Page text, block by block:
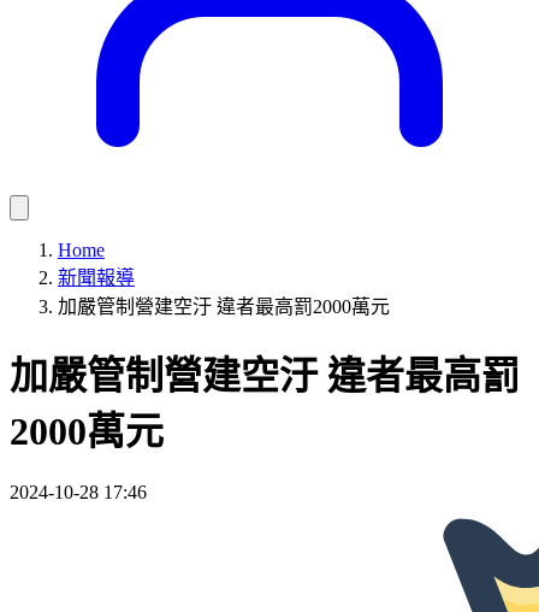
Home
新聞報導
加嚴管制營建空汙 違者最高罰2000萬元
加嚴管制營建空汙 違者最高罰
2000萬元
2024-10-28 17:46